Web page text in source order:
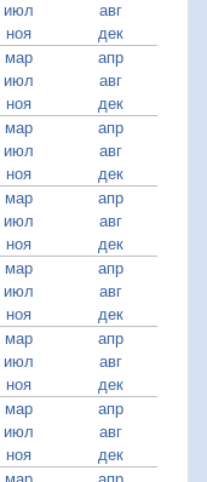
июл
авг
ноя
дек
мар
апр
июл
авг
ноя
дек
мар
апр
июл
авг
ноя
дек
мар
апр
июл
авг
ноя
дек
мар
апр
июл
авг
ноя
дек
мар
апр
июл
авг
ноя
дек
мар
апр
июл
авг
ноя
дек